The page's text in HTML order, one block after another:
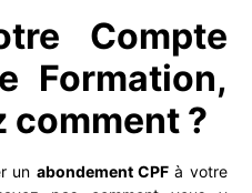
Compte
Formation,
comment ?
un abondement CPFà votre